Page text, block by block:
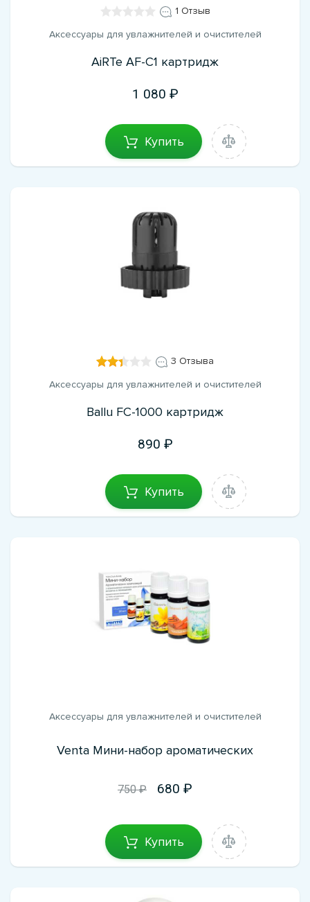
1 Отзыв
Аксессуары для увлажнителей и очистителей
AiRTe AF-C1 картридж
1 080
Купить
3 Отзыва
Аксессуары для увлажнителей и очистителей
Ballu FC-1000 картридж
890
Купить
Аксессуары для увлажнителей и очистителей
Venta Мини-набор ароматических
750 ₽ 680
Купить